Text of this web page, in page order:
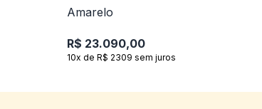
R$ 23.090,00
10x de R$ 2309 sem juros